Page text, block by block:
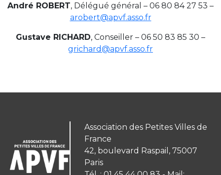
André ROBERT, Délégué général – 06 80 84 27 53 –
arobert@apvf.asso.fr
Gustave RICHARD, Conseiller – 06 50 83 85 30 –
grichard@apvf.asso.fr
Association des Petites Villes de
France
42, boulevard Raspail, 75007
Paris